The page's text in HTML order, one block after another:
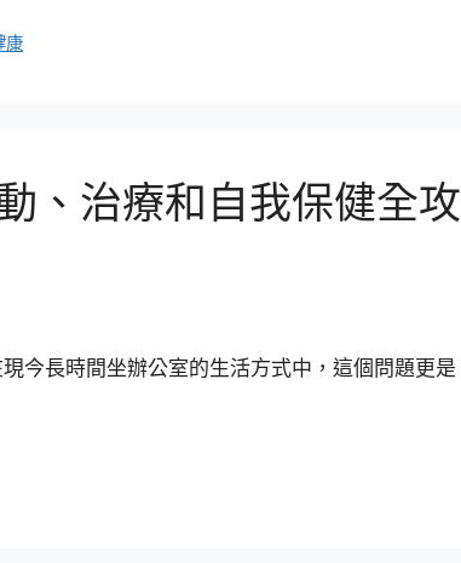
康
、治療和自我保健全攻
今長時間坐辦公室的生活方式中，這個問題更是